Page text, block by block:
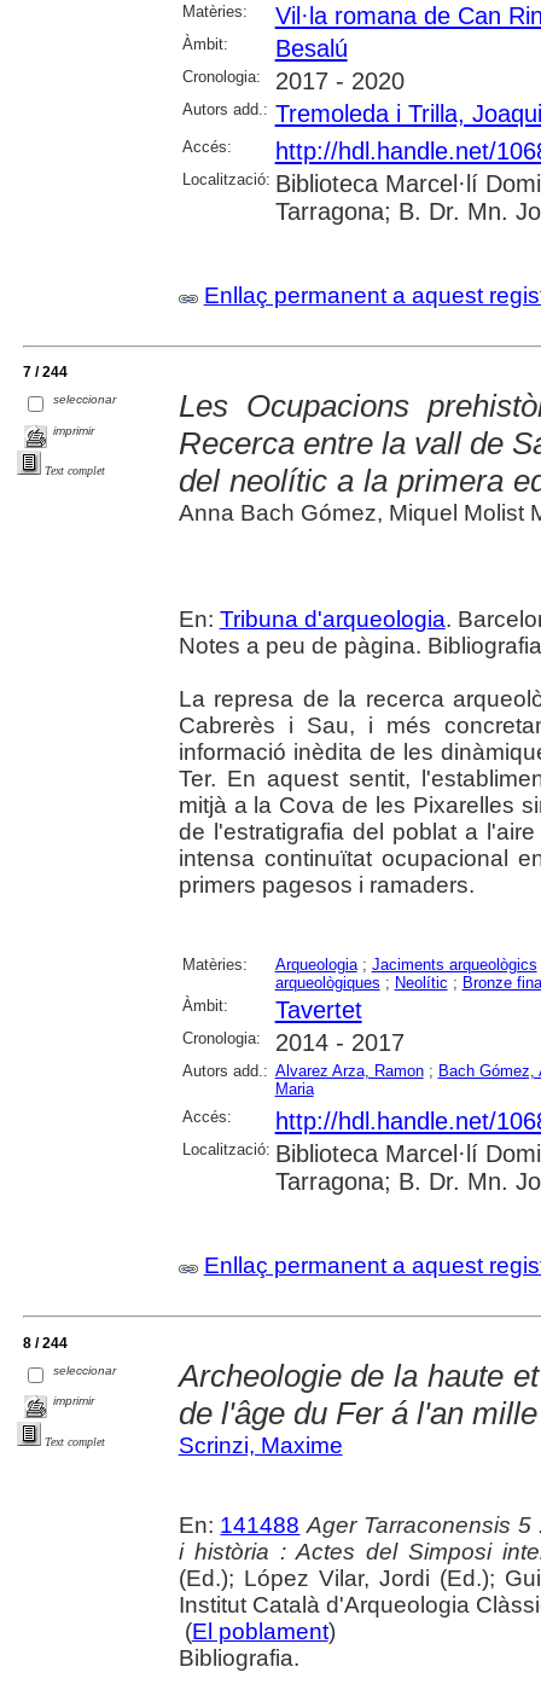
Matèries:
Vil·la romana de Can
Àmbit: Besalú
Cronologia: 2017 - 2020
Autors add.: Tremoleda i Trilla,
Accés: http://hdl.handle.net/
Localització: Biblioteca Marcel·lí
Tarragona; B. Dr. Mn.
Enllaç permanent a aquest
7 / 244
seleccionar
imprimir
Text complet
Les Ocupacions
Recerca entre la vall de
del neolític a la primera
Anna Bach Gómez, Miquel Molist
En: Tribuna d'arqueologia.
Notes a peu de pàgina.
La represa de la recerca
Cabrerès i Sau, i més
informació inèdita de les
Ter. En aquest sentit,
mitjà a la Cova de les Pixarelles
de l'estratigrafia del poblat a
intensa continuïtat ocupacional
primers pagesos i ramaders.
Matèries: Arqueologia; Jaciments arqueològics
arqueològiques ; Neolític ; Bronze
Àmbit:
Tavertet
Cronologia: 2014 - 2017
Autors add.: Alvarez Arza, Ramon; Bach Gómez,
Maria
Accés:
http://hdl.handle.net/
Localització: Biblioteca Marcel·lí
Tarragona; B. Dr. Mn.
Enllaç permanent a aquest
8 / 244
seleccionar
imprimir
Text complet
Archeologie de la haute
de l'âge du Fer á l'an mille
Scrinzi, Maxime
En: 141488 Ager Tarraconensis
i història : Actes del Simposi
(Ed.); López Vilar, Jordi (Ed.);
Institut Català d'Arqueologia
(El poblament)
Bibliografia.